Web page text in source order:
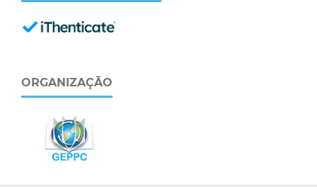
ORGANIZAÇÃO